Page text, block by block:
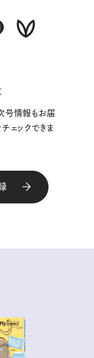
号情報もお届
ェックできま